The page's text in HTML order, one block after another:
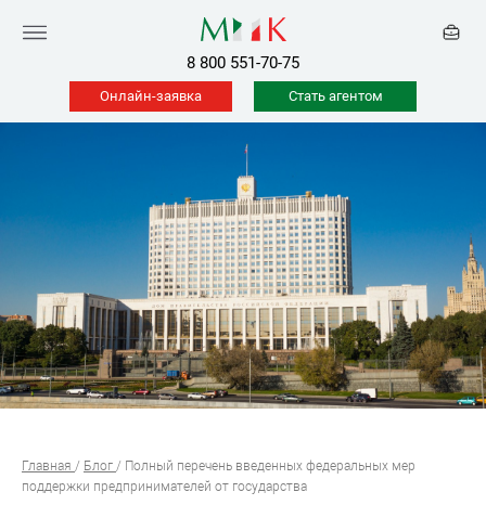
8 800 551-70-75
Онлайн-заявка Стать агентом
Главная / Блог / Полный перечень введенных федеральных мер
поддержки предпринимателей от государства